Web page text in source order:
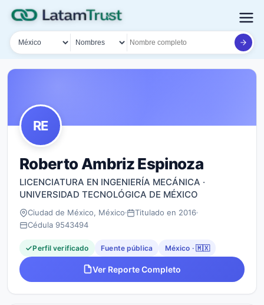
País
Tipo de búsqueda
Nombre o documento
RE
Roberto Ambriz Espinoza
LICENCIATURA EN INGENIERÍA MECÁNICA ·
UNIVERSIDAD TECNOLÓGICA DE MÉXICO
Ciudad de México, México
Titulado en 2016
Cédula 9543494
Perfil verificado Fuente pública México · 🇲🇽
Ver Reporte Completo